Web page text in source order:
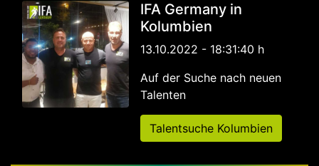
IFA Germany in
Kolumbien
13.10.2022 - 18:31:40 h
Auf der Suche nach neuen
Talenten
Talentsuche Kolumbien